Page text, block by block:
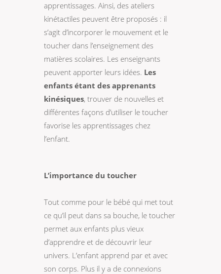
apprentissages. Ainsi, des ateliers
kinétactiles peuvent être proposés : il
s’agit d’incorporer le mouvement et le
toucher dans l’enseignement des
matières scolaires. Les enseignants
peuvent apporter leurs idées. Les
enfants étant des apprenants
kinésiques, trouver de nouvelles et
différentes façons d’utiliser le toucher
favorise les apprentissages chez
l’enfant.
L’importance du toucher
Tout comme pour le bébé qui met tout
ce qu’il peut dans sa bouche, le toucher
permet aux enfants plus vieux
d’apprendre et de découvrir leur
univers. L’enfant apprend par et avec
son corps. Plus il y a de connexions